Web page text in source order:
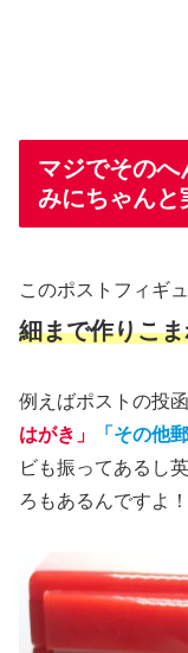
マジでその
みにちゃん
このポストフィギ
細まで作りこ
例えばポストの投
はがき」
「その他
ビも振ってあるし
ろもあるんですよ！